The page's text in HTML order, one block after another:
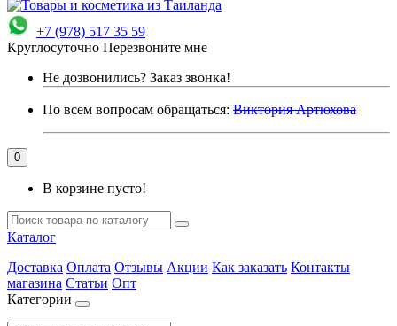
+7 (978) 517 35 59
Круглосуточно Перезвоните мне
Не дозвонились? Заказ звонка!
По всем вопросам обращаться: Виктория Артюхова
0
В корзине пусто!
Каталог
Доставка Оплата Отзывы Акции Как заказать Контакты
магазина Статьи Опт
Категории